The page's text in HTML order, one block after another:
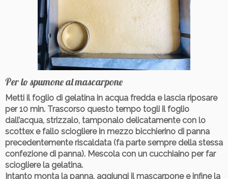
Per lo spumone al mascarpone
Metti il foglio di gelatina in acqua fredda e lascia riposare
per 10 min. Trascorso questo tempo togli il foglio
dall’acqua, strizzalo, tamponalo delicatamente con lo
scottex e fallo sciogliere in mezzo bicchierino di panna
precedentemente riscaldata (fa parte sempre della stessa
confezione di panna). Mescola con un cucchiaino per far
sciogliere la gelatina.
Intanto monta la panna, aggiungi il mascarpone e infine la